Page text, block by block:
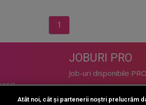
1
JOBURI PRO
Job-uri disponibile
Atât noi, cât și partenerii noștri prelucrăm